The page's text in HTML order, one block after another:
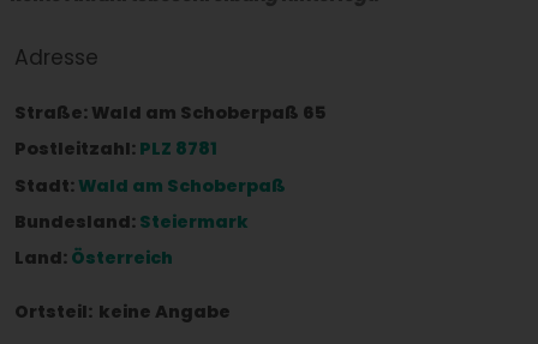
Adresse
Straße: Wald am Schoberpaß 65
Postleitzahl: PLZ 8781
Stadt:Wald am Schoberpaß
Bundesland: Steiermark
Land: Österreich
Ortsteil: keine Angabe